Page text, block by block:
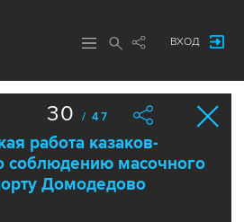
ВХОД
работа казаков-
соблюдению масочного
Домодедово
30 / 47